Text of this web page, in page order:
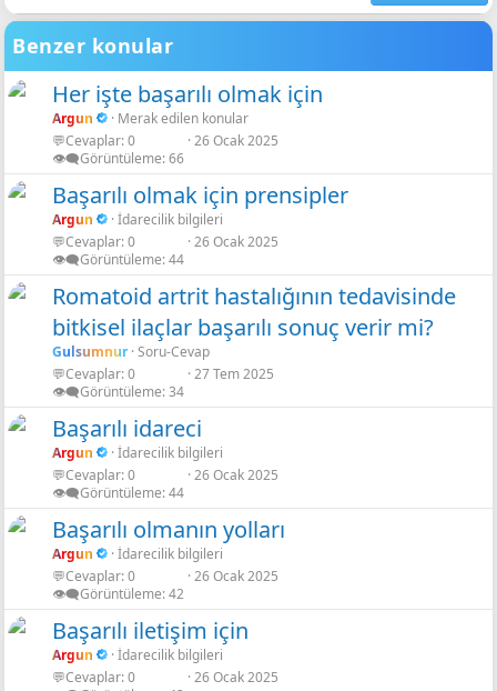
Benzer konular
Her işte başarılı olmak için
Argun
Merak edilen konular
💬Cevaplar 0
👁️‍🗨️Görüntüleme 66
26 Ocak 2025
Başarılı olmak için prensipler
Argun
İdarecilik bilgileri
💬Cevaplar 0
👁️‍🗨️Görüntüleme 44
26 Ocak 2025
Romatoid artrit hastalığının tedavisinde
bitkisel ilaçlar başarılı sonuç verir mi?
Gulsumnur Soru-Cevap
💬Cevaplar 0
👁️‍🗨️Görüntüleme 34
27 Tem 2025
Başarılı idareci
Argun
İdarecilik bilgileri
💬Cevaplar 0
👁️‍🗨️Görüntüleme 44
26 Ocak 2025
Başarılı olmanın yolları
Argun
İdarecilik bilgileri
💬Cevaplar 0
👁️‍🗨️Görüntüleme 42
26 Ocak 2025
Başarılı iletişim için
Argun
İdarecilik bilgileri
💬Cevaplar 0
26 Ocak 2025